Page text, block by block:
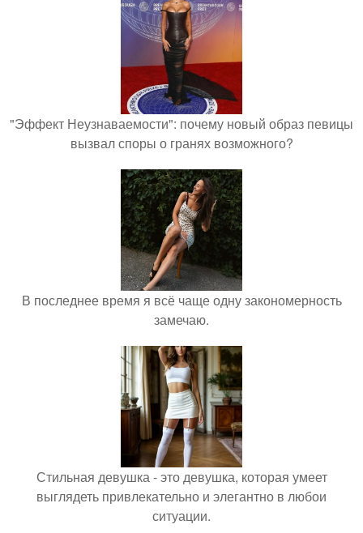
"Эффект Неузнаваемости": почему новый образ певицы
вызвал споры о гранях возможного?
В последнее время я всё чаще одну закономерность
замечаю.
Стильная девушка - это девушка, которая умеет
выглядеть привлекательно и элегантно в любои
ситуации.